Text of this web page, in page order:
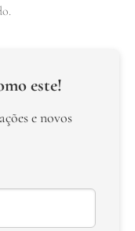
este!
e novos